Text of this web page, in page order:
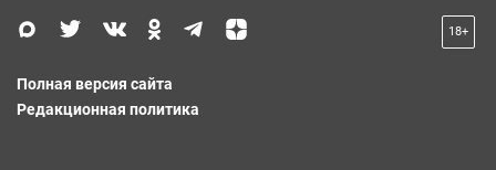
18+
Полная версия сайта
Редакционная политика